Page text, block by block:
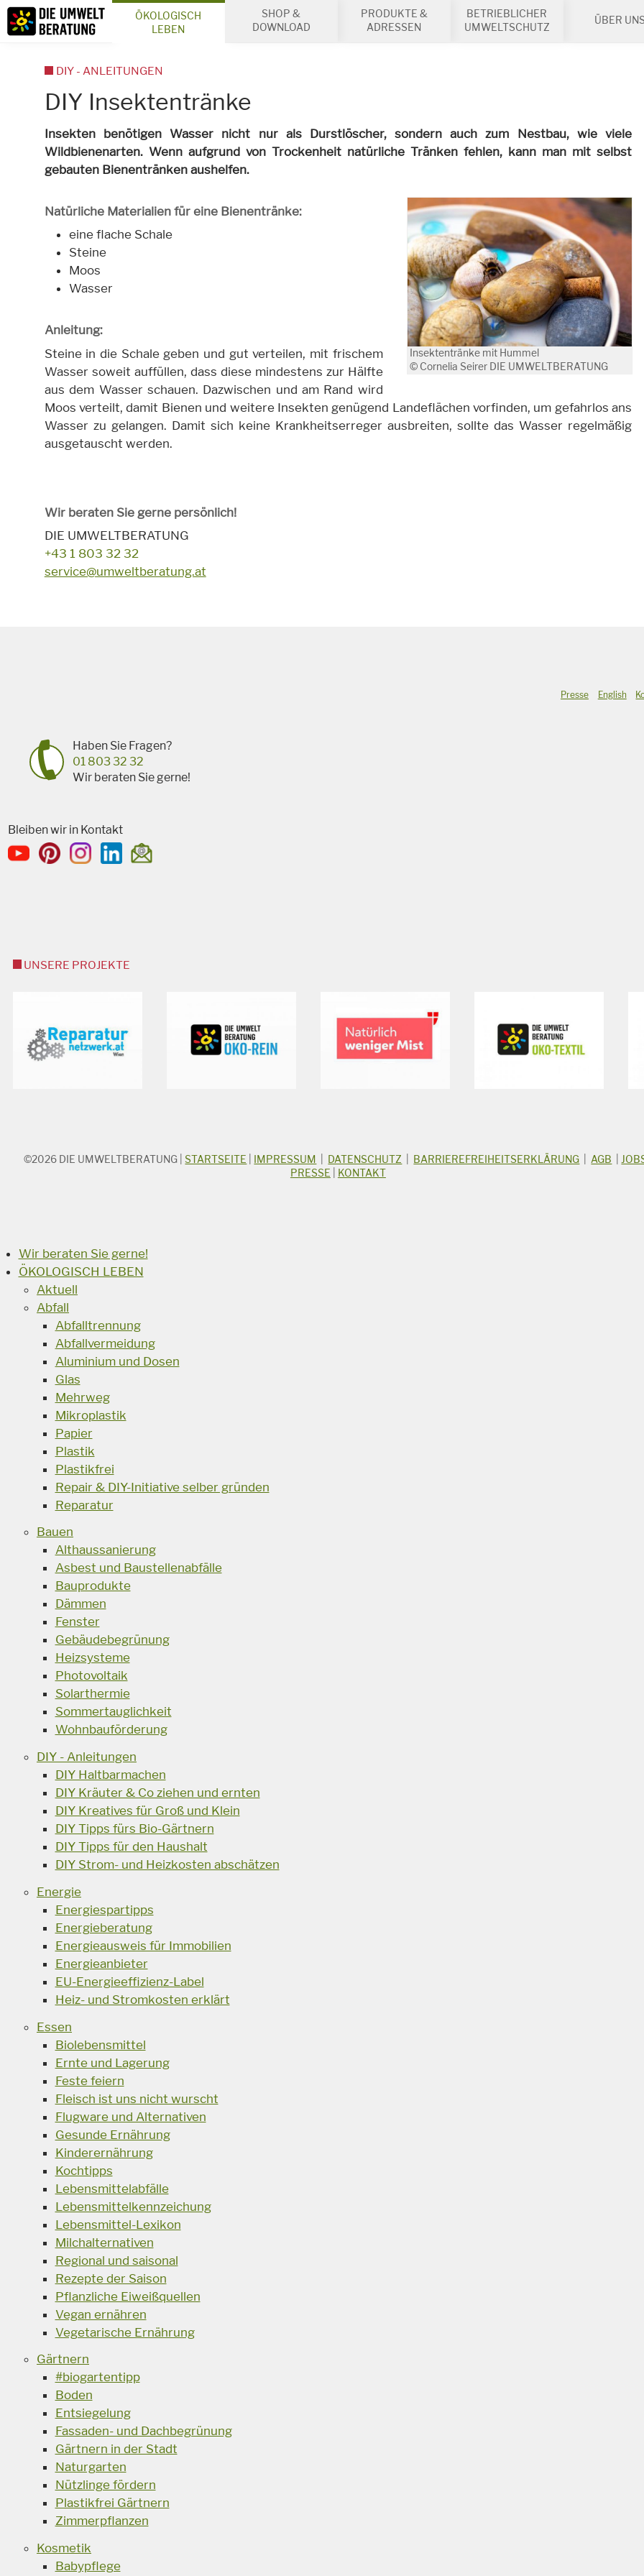
Inhalt
Suche
ÖKOLOGISCH
LEBEN
SHOP &
DOWNLOAD
PRODUKTE &
ADRESSEN
BETRIEBLICHER
UMWELTSCHUTZ
ÜBER
DIY Insektentränke
Insekten benötigen Wasser nicht nur als Durstlöscher, sondern auch zum Nestbau, wie viele
Wildbienenarten. Wenn aufgrund von Trockenheit natürliche Tränken fehlen, kann man mit selbst
gebauten Bienentränken aushelfen.
Insektentränke mit Hummel
© Cornelia Seirer DIE UMWELTBERATUNG
Natürliche Materialien für eine Bienentränke:
eine flache Schale
Steine
Moos
Wasser
Anleitung:
Steine in die Schale geben und gut verteilen, mit frischem
Wasser soweit auffüllen, dass diese mindestens zur Hälfte
aus dem Wasser schauen. Dazwischen und am Rand wird
Moos verteilt, damit Bienen und weitere Insekten genügend Landeflächen vorfinden, um gefahrlos ans
Wasser zu gelangen. Damit sich keine Krankheitserreger ausbreiten, sollte das Wasser regelmäßig
ausgetauscht werden.
Wir beraten Sie gerne persönlich!
DIE UMWELTBERATUNG
+43 1 803 32 32
service@umweltberatung.at
DIY - ANLEITUNGEN
Presse English
Haben Sie Fragen?
01 803 32 32
Wir beraten Sie gerne!
Bleiben wir in Kontakt
UNSERE PROJEKTE
©2026 DIE UMWELTBERATUNG |STARTSEITE IMPRESSUM DATENSCHUTZ BARRIEREFREIHEITSERKLÄRUNG |AGB |
PRESSE
KONTAKT
Wir beraten Sie gerne!
ÖKOLOGISCH LEBEN
Aktuell
Abfall
Abfalltrennung
Abfallvermeidung
Aluminium und Dosen
Glas
Mehrweg
Mikroplastik
Papier
Plastik
Plastikfrei
Repair & DIY-Initiative selber gründen
Reparatur
Bauen
Althaussanierung
Asbest und Baustellenabfälle
Bauprodukte
Dämmen
Fenster
Gebäudebegrünung
Heizsysteme
Photovoltaik
Solarthermie
Sommertauglichkeit
Wohnbauförderung
DIY - Anleitungen
DIY Haltbarmachen
DIY Kräuter & Co ziehen und ernten
DIY Kreatives für Groß und Klein
DIY Tipps fürs Bio-Gärtnern
DIY Tipps für den Haushalt
DIY Strom- und Heizkosten abschätzen
Energie
Energiespartipps
Energieberatung
Energieausweis für Immobilien
Energieanbieter
EU-Energieeffizienz-Label
Heiz- und Stromkosten erklärt
Essen
Biolebensmittel
Ernte und Lagerung
Feste feiern
Fleisch ist uns nicht wurscht
Flugware und Alternativen
Gesunde Ernährung
Kinderernährung
Kochtipps
Lebensmittelabfälle
Lebensmittelkennzeichung
Lebensmittel-Lexikon
Milchalternativen
Regional und saisonal
Rezepte der Saison
Pflanzliche Eiweißquellen
Vegan ernähren
Vegetarische Ernährung
Gärtnern
#biogartentipp
Boden
Entsiegelung
Fassaden- und Dachbegrünung
Gärtnern in der Stadt
Naturgarten
Nützlinge fördern
Plastikfrei Gärtnern
Zimmerpflanzen
Kosmetik
Babypflege